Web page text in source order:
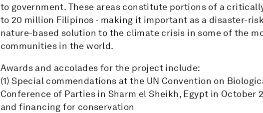
to government. These areas constitute portions of a
to 20 million Filipinos - making it important as a disaster-
nature-based solution to the climate crisis in some of the
communities in the world.
Awards and accolades for the project include:
(1) Special commendations at the UN Convention on
Conference of Parties in Sharm el Sheikh, Egypt in October
and financing for conservation